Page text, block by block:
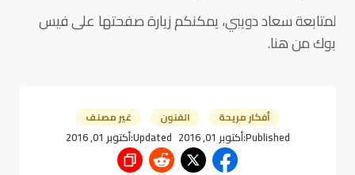
لمتابعة سعاد دويبي، يمكنكم زيارة صفحتها على فيس
بوك من هنا.
أفكار مريحة الفنون غير مصنف
Published:أكتوبر 01, 2016 Updated:أكتوبر 01, 2016